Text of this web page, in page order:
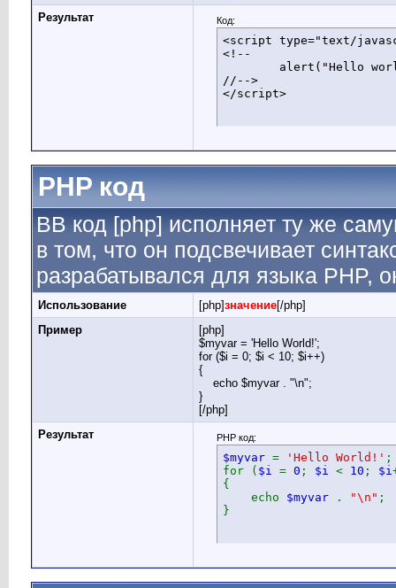
Результат
Код:
<script type="text/
<!--
//-->
</script>
PHP код
BB код [php] исполняет ту же
в том, что он подсвечивает
разрабатывался для языка PHP,
Использование [php]значение[/php]
Пример
[php]
$myvar = 'Hello World!';
for ($i = 0; $i < 10; $i++)
{
echo $myvar . "\n";
}
[/php]
Результат
PHP код:
$myvar = 'Hello World!' ;
for ( $i = 0 ; $i < 10 ; $i
{
echo $myvar . "\n" ;
}